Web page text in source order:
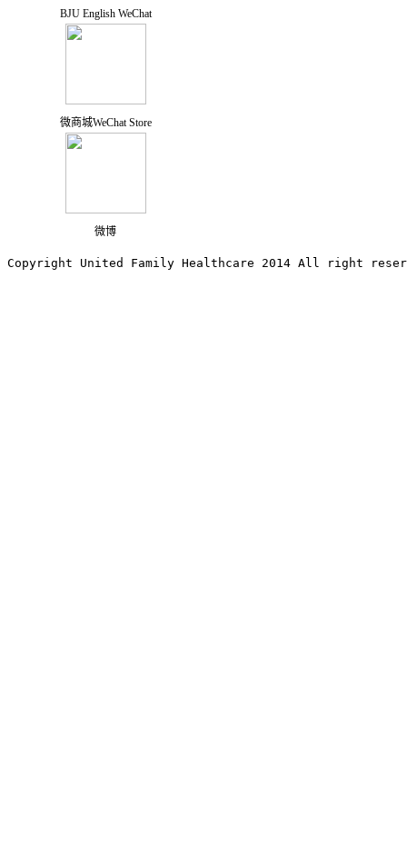
BJU English WeChat
微商城WeChat Store
微博
Copyright United Family Healthcare 2014 All right